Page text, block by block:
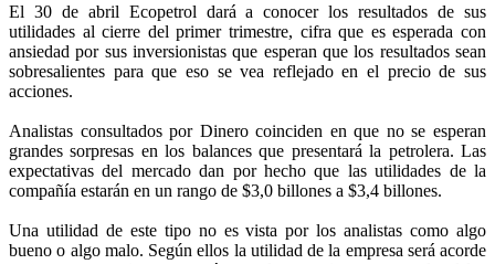
El 30 de abril Ecopetrol dará a conocer los resultados de sus
utilidades al cierre del primer trimestre, cifra que es esperada con
ansiedad por sus inversionistas que esperan que los resultados sean
sobresalientes para que eso se vea reflejado en el precio de sus
acciones.
Analistas consultados por Dinero coinciden en que no se esperan
grandes sorpresas en los balances que presentará la petrolera. Las
expectativas del mercado dan por hecho que las utilidades de la
compañía estarán en un rango de $3,0 billones a $3,4 billones.
Una utilidad de este tipo no es vista por los analistas como algo
bueno o algo malo. Según ellos la utilidad de la empresa será acorde